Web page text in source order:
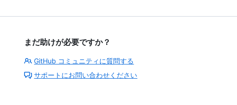
まだ助けが必要ですか？
GitHub コミュニティに質問する
サポートにお問い合わせください